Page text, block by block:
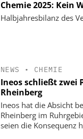
Chemie 2025: Kein
Halbjahresbilanz des
NEWS • CHEMIE
Ineos schließt
Rheinberg
Ineos hat die Absicht
Rheinberg im
seien die Konsequenz